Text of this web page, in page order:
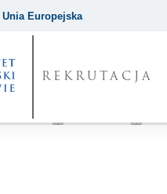
Unia Europejska
REKRUTACJA